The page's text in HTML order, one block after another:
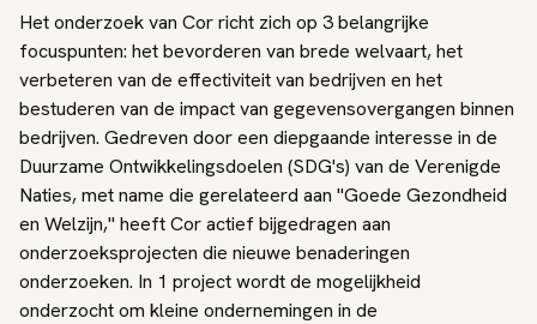
Het onderzoek van Cor richt zich op 3 belangrijke
focuspunten: het bevorderen van brede welvaart, het
verbeteren van de effectiviteit van bedrijven en het
bestuderen van de impact van gegevensovergangen binnen
bedrijven. Gedreven door een diepgaande interesse in de
Duurzame Ontwikkelingsdoelen (SDG's) van de Verenigde
Naties, met name die gerelateerd aan "Goede Gezondheid
en Welzijn," heeft Cor actief bijgedragen aan
onderzoeksprojecten die nieuwe benaderingen
onderzoeken. In 1 project wordt de mogelijkheid
onderzocht om kleine ondernemingen in de